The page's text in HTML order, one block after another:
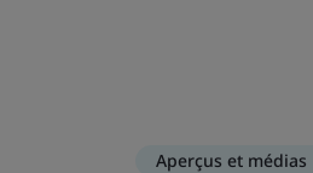
Aperçus et médias